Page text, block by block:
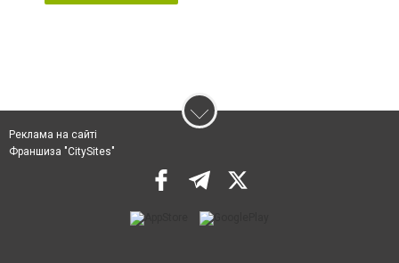
Реклама на сайті
Франшиза "CitySites"